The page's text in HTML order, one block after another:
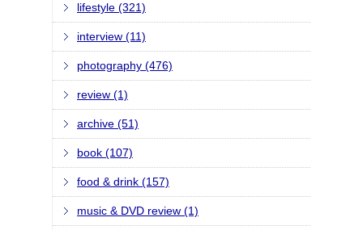
lifestyle (321)
interview (11)
photography (476)
review (1)
archive (51)
book (107)
food & drink (157)
music & DVD review (1)